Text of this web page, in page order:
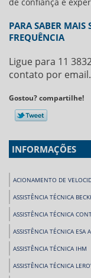
de confiança e
PARA SABER MAIS
FREQUÊNCIA
Ligue para 11
contato por email.
Gostou? compartilhe!
INFORMAÇÕES
ACIONAMENTO DE
ASSISTÊNCIA TÉCNICA
ASSISTÊNCIA TÉCNICA
ASSISTÊNCIA TÉCNICA ESA
ASSISTÊNCIA TÉCNICA IHM
ASSISTÊNCIA TÉCNICA